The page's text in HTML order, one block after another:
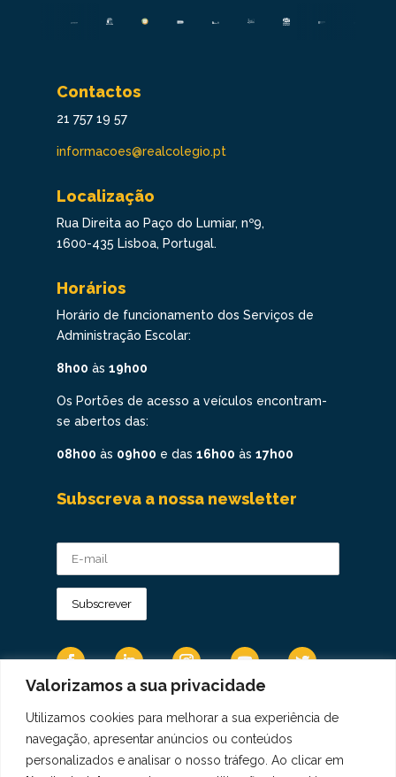
Valorizamos a sua privacidade
Utilizamos cookies para melhorar a sua experiência de
navegação, apresentar anúncios ou conteúdos
personalizados e analisar o nosso tráfego. Ao clicar em
Contactos
21 757 19 57
informacoes@realcolegio.pt
Localização
Rua Direita ao Paço do Lumiar, nº9,
1600-435 Lisboa, Portugal.
Horários
Horário de funcionamento dos Serviços de
Administração Escolar:
8h00 às 19h00
Os Portões de acesso a veículos encontram-
se abertos das:
08h00 às 09h00 e das 16h00 às 17h00
Subscreva a nossa newsletter
Os Dados Pessoais são tratados de acordo
com a Diretiva 95/46/CE do Regulamento
Geral sobre a Proteção de Dados.